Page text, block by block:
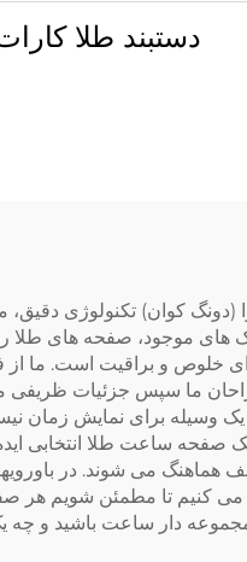
دستبند طلا
(دونگ کوان) تکنولوژی
با استفاده از بهترین مواد و تکنیک
خلوص و براقیت است. ما از
ما سپس جزئیات
یک وسیله برای نمایش زمان
ساعت طلا انتخابی
می شوند. در
می کنیم تا مطمئن شویم
دار ساعت باشید و چه